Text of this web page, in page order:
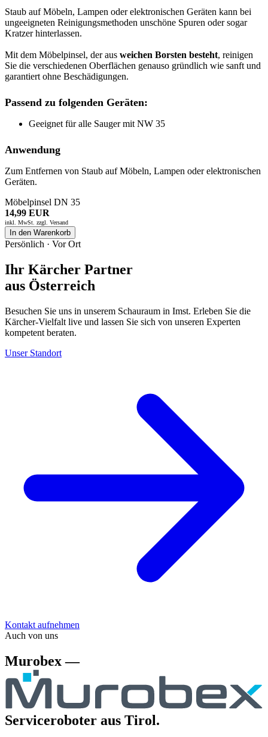
Staub auf Möbeln, Lampen oder elektronischen Geräten kann bei
ungeeigneten Reinigungsmethoden unschöne Spuren oder sogar
Kratzer hinterlassen.
Mit dem Möbelpinsel, der aus weichen Borsten besteht, reinigen
Sie die verschiedenen Oberflächen genauso gründlich wie sanft und
garantiert ohne Beschädigungen.
Passend zu folgenden Geräten:
Geeignet für alle Sauger mit NW 35
Anwendung
Zum Entfernen von Staub auf Möbeln, Lampen oder elektronischen
Geräten.
Möbelpinsel DN 35
14,99 EUR
inkl. MwSt. zzgl. Versand
In den Warenkorb
Persönlich · Vor Ort
Ihr Kärcher Partner
aus Österreich
Besuchen Sie uns in unserem Schauraum in Imst. Erleben Sie die
Kärcher-Vielfalt live und lassen Sie sich von unseren Experten
kompetent beraten.
Unser Standort
Kontakt aufnehmen
Auch von uns
Murobex —
Serviceroboter aus Tirol.